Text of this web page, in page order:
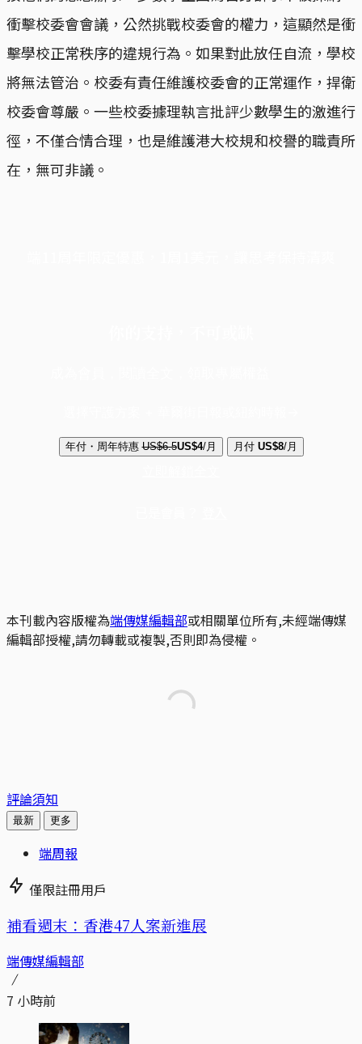
衝擊校委會會議，公然挑戰校委會的權力，這顯然是衝
擊學校正常秩序的違規行為。如果對此放任自流，學校
將無法管治。校委有責任維護校委會的正常運作，捍衛
校委會尊嚴。一些校委據理執言批評少數學生的激進行
徑，不僅合情合理，也是維護港大校規和校譽的職責所
在，無可非議。
年付・周年特惠 US$6.5US$4/月 月付 US$8/月
本刊載內容版權為端傳媒編輯部或相關單位所有,未經端傳媒
編輯部授權,請勿轉載或複製,否則即為侵權。
評論須知
最新 更多
端周報
僅限註冊用戶
補看週末：香港47人案新進展
端傳媒編輯部
7 小時前